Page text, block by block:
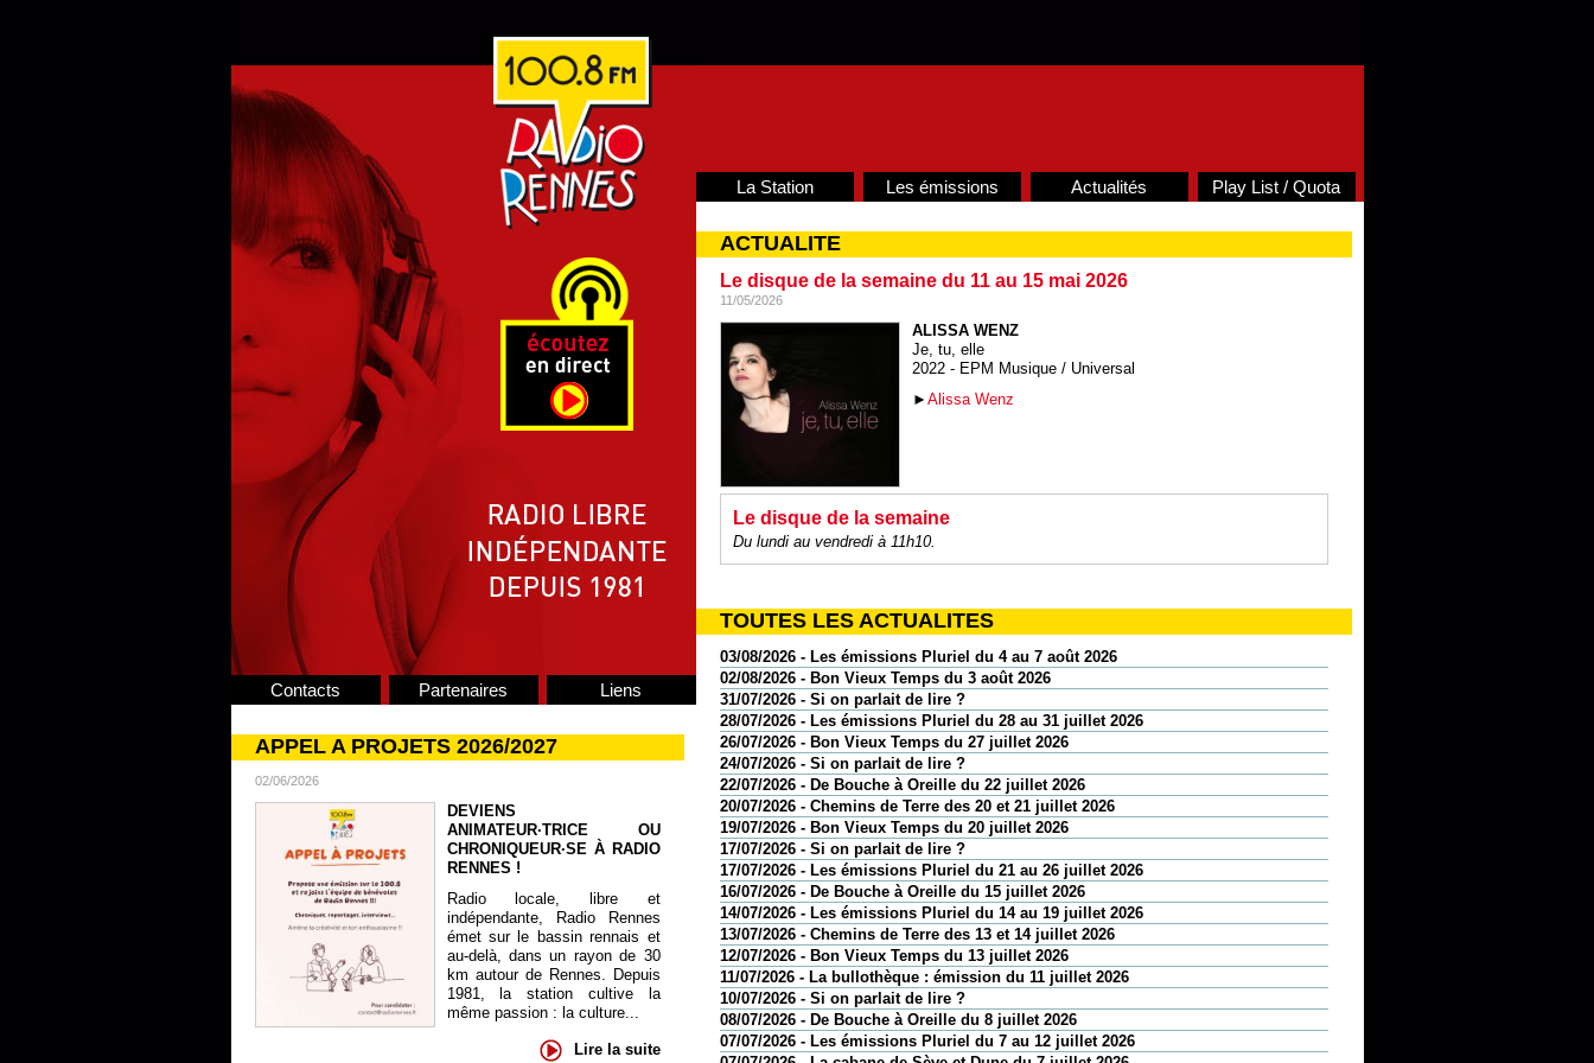
Contacts Partenaires Liens
APPEL A PROJETS 2026/2027
02/06/2026
DEVIENS
ANIMATEUR·TRICE OU
CHRONIQUEUR·SE À RADIO
RENNES !
Radio locale, libre et
indépendante, Radio Rennes
émet sur le bassin rennais et
au-delà, dans un rayon de 30
km autour de Rennes. Depuis
1981, la station cultive la
même passion : la culture...
Lire la suite
La Station Les émissions Actualités Play List / Quota
ACTUALITE
Le disque de la semaine du 11 au 15 mai 2026
11/05/2026
ALISSA WENZ
Je, tu, elle
2022 - EPM Musique / Universal
► Alissa Wenz
Le disque de la semaine
Du lundi au vendredi à 11h10.
TOUTES LES ACTUALITES
03/08/2026 - Les émissions Pluriel du 4 au 7 août 2026
02/08/2026 - Bon Vieux Temps du 3 août 2026
31/07/2026 - Si on parlait de lire ?
28/07/2026 - Les émissions Pluriel du 28 au 31 juillet 2026
26/07/2026 - Bon Vieux Temps du 27 juillet 2026
24/07/2026 - Si on parlait de lire ?
22/07/2026 - De Bouche à Oreille du 22 juillet 2026
20/07/2026 - Chemins de Terre des 20 et 21 juillet 2026
19/07/2026 - Bon Vieux Temps du 20 juillet 2026
17/07/2026 - Si on parlait de lire ?
17/07/2026 - Les émissions Pluriel du 21 au 26 juillet 2026
16/07/2026 - De Bouche à Oreille du 15 juillet 2026
14/07/2026 - Les émissions Pluriel du 14 au 19 juillet 2026
13/07/2026 - Chemins de Terre des 13 et 14 juillet 2026
12/07/2026 - Bon Vieux Temps du 13 juillet 2026
11/07/2026 - La bullothèque : émission du 11 juillet 2026
10/07/2026 - Si on parlait de lire ?
08/07/2026 - De Bouche à Oreille du 8 juillet 2026
07/07/2026 - Les émissions Pluriel du 7 au 12 juillet 2026